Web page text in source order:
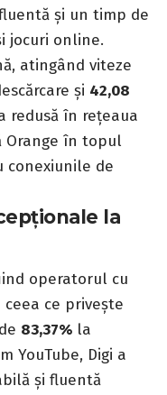
și un timp de
jocuri online.
atingând viteze
și 42,08
redusă în rețeaua
Orange în topul
conexiunile de
la
operatorul cu
ce privește
83,37% la
YouTube, Digi a
și fluentă